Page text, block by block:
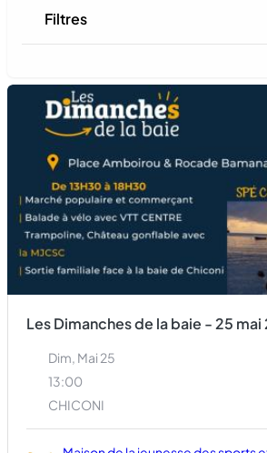
Filtres
Les Dimanches de la baie - 25 mai
Dim, Mai 25
13:00
CHICONI